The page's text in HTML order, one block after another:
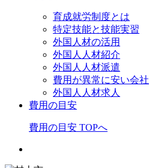
育成就労制度とは
特定技能と技能実習
外国人材の活用
外国人人材紹介
外国人人材派遣
費用が異常に安い会社
外国人人材求人
費用の目安
費用の目安 TOPへ